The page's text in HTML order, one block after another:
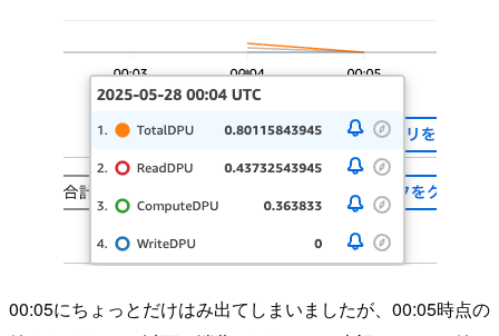
00:05にちょっとだけはみ出てしまいましたが、00:05時点の